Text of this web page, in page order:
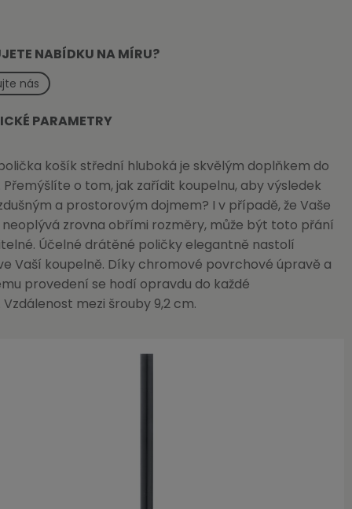
NABÍDKU NA MÍRU?
nás
PARAMETRY
košík střední hluboká je skvělým doplňkem do
Přemýšlíte o tom, jak zařídit koupelnu, aby výsledek
a prostorovým dojmem? I v případě, že Vaše
zrovna obřími rozměry, může být toto přání
Účelné drátěné poličky elegantně nastolí
Vaší koupelně. Díky chromové povrchové úpravě a
provedení se hodí opravdu do každé
mezi šrouby 9,2 cm.